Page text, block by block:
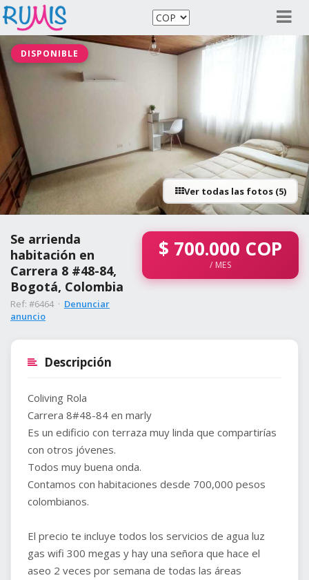
DISPONIBLE
Ver todas las fotos (5)
Se arrienda
habitación en
Carrera 8 #48-84,
Bogotá, Colombia
Ref: #6464 · Denunciar
anuncio
$ 700.000 COP
/ MES
Descripción
Coliving Rola
Carrera 8#48-84 en marly
Es un edificio con terraza muy linda que compartirías
con otros jóvenes.
Todos muy buena onda.
Contamos con habitaciones desde 700,000 pesos
colombianos.
El precio te incluye todos los servicios de agua luz
gas wifi 300 megas y hay una señora que hace el
aseo 2 veces por semana de todas las áreas